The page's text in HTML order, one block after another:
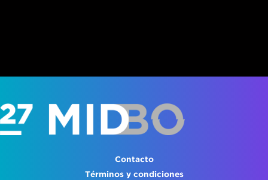
Contacto
Términos y condiciones